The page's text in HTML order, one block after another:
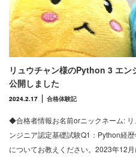
リュウチャン様のPython 3 エン
公開しました
2024.2.17 合格体験記
◆合格者情報お名前orニックネーム:
ンジニア認定基礎試験Q1：Python経
についてお教えください。2023年12